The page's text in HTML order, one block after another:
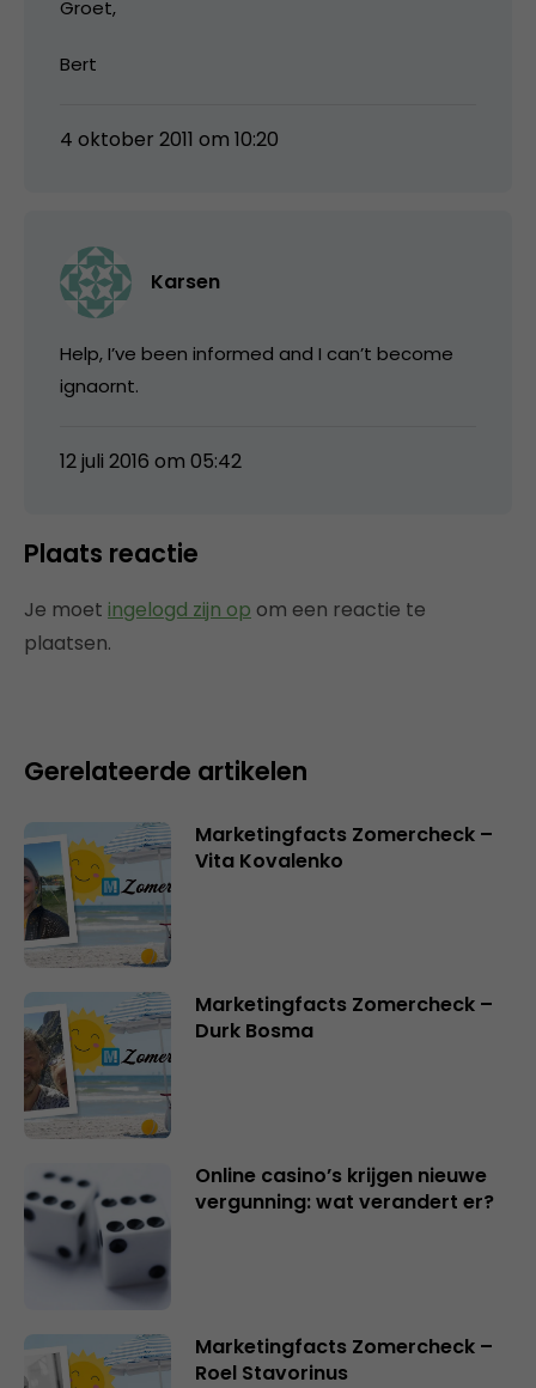
Groet,
Bert
4 oktober 2011 om 10:20
Karsen
Help, I’ve been informed and I can’t become
ignaornt.
12 juli 2016 om 05:42
Plaats reactie
Je moet ingelogd zijn op om een reactie te
plaatsen.
Gerelateerde artikelen
Marketingfacts Zomercheck –
Vita Kovalenko
Marketingfacts Zomercheck –
Durk Bosma
Online casino’s krijgen nieuwe
vergunning: wat verandert er?
Marketingfacts Zomercheck –
Roel Stavorinus